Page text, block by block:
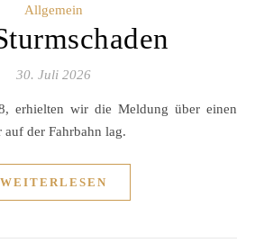
Allgemein
30. Juli 2026
der Fahrbahn lag.
WEITERLESEN